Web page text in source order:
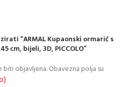
“ARMAL Kupaonski ormarić s
cm, bijeli, 3D, PICCOLO”
biti objavljena.Obavezna polja su